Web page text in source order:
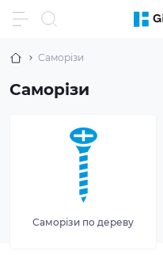
Саморізи
Саморізи
Саморізи по дереву